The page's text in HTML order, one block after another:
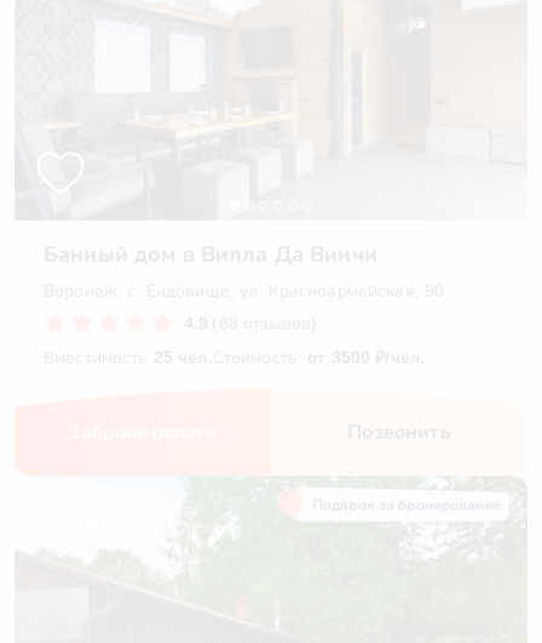
Банный дом в Вилла Да Винчи
Воронеж, с. Ендовище, ул. Красноармейская, 90
4.9 (88 отзывов)
Вместимость 25 чел.Стоимость: от 3500 ₽/чел.
Позвонить